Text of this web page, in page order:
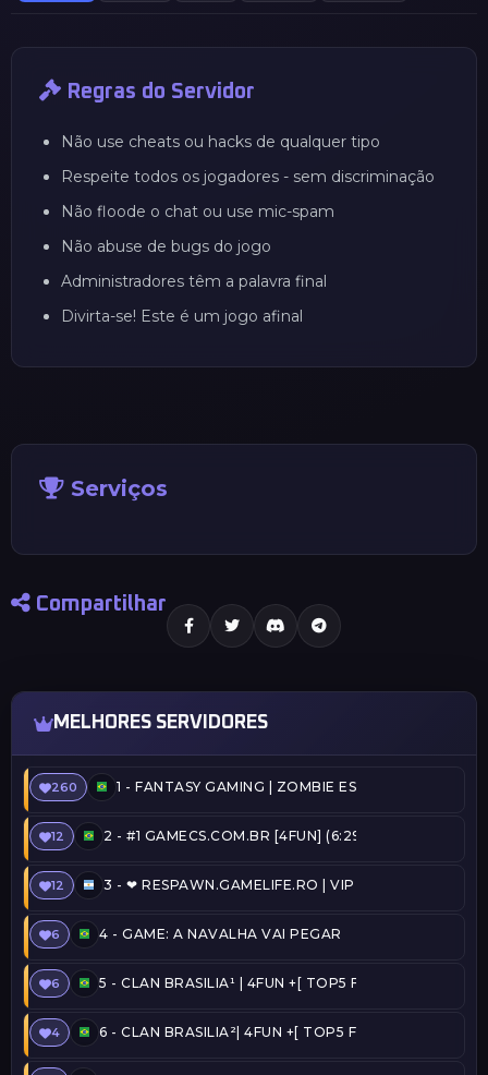
Regras do Servidor
Não use cheats ou hacks de qualquer tipo
Respeite todos os jogadores - sem discriminação
Não floode o chat ou use mic-spam
Não abuse de bugs do jogo
Administradores têm a palavra final
Divirta-se! Este é um jogo afinal
Serviços
Compartilhar
MELHORES SERVIDORES
260 1 - FANTASY GAMING | ZOMBIE ESCAPE |
12 2 - #1 GAMECS.COM.BR [4FUN] (6:29)
12 3 - ❤ RESPAWN.GAMELIFE.RO | VIP FREE | STEAM
6 4 - GAME: A NAVALHA VAI PEGAR
6 5 - CLAN BRASILIA¹ | 4FUN +[ TOP5 FREE ADMIN +
4 6 - CLAN BRASILIA²| 4FUN +[ TOP5 FREE ADMIN +